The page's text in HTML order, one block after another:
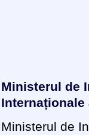
Ministerul de
Internaționale
Ministerul de